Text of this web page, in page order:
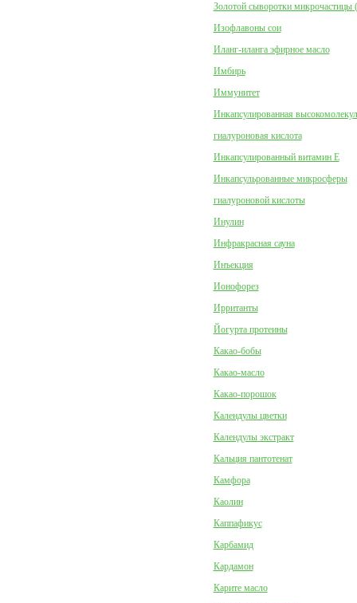
Золотой сыворотки микрочастицы
Изофлавоны сои
Иланг-иланга эфирное масло
Имбирь
Иммунитет
Инкапсулированная
гиалуроновая кислота
Инкапсулированный витамин Е
Инкапсульрованные микросферы
гиалуроновой кислоты
Инулин
Инфракрасная сауна
Инъекция
Ионофорез
Ирританты
Йогурта протеины
Какао-бобы
Какао-масло
Какао-порошок
Календулы цветки
Календулы экстракт
Кальция пантотенат
Камфора
Каолин
Каппафикус
Карбамид
Кардамон
Карите масло